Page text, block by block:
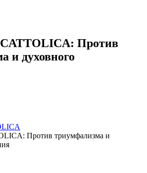
Против
и духовного
Против триумфализма и